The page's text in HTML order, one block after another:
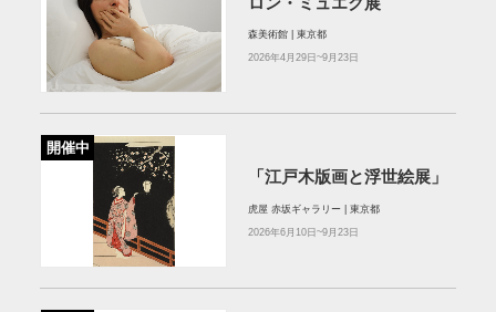
森美術館 | 東京都
2026年4月29日~9月23日
開催中
「江戸木版画と浮世絵展」
虎屋 赤坂ギャラリー | 東京都
2026年6月10日~9月23日